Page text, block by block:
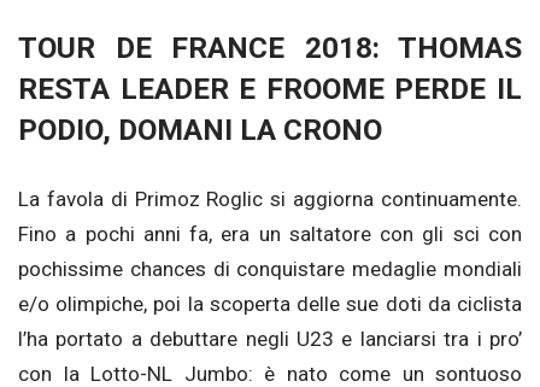
TOUR DE FRANCE 2018: THOMAS
RESTA LEADER E FROOME PERDE IL
PODIO, DOMANI LA CRONO
La favola di Primoz Roglic si aggiorna continuamente.
Fino a pochi anni fa, era un saltatore con gli sci con
pochissime chances di conquistare medaglie mondiali
e/o olimpiche, poi la scoperta delle sue doti da ciclista
l’ha portato a debuttare negli U23 e lanciarsi tra i pro’
con la Lotto-NL Jumbo: è nato come un sontuoso